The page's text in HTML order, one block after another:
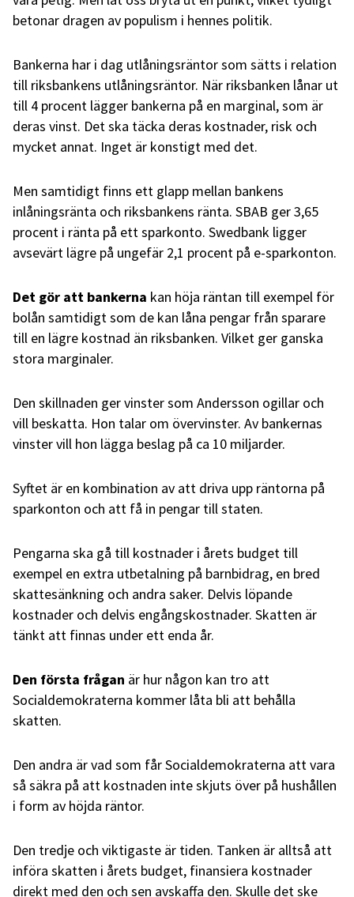
betonar dragen av populism i hennes politik.
Bankerna har i dag utlåningsräntor som sätts i relation
till riksbankens utlåningsräntor. När riksbanken lånar ut
till 4 procent lägger bankerna på en marginal, som är
deras vinst. Det ska täcka deras kostnader, risk och
mycket annat. Inget är konstigt med det.
Men samtidigt finns ett glapp mellan bankens
inlåningsränta och riksbankens ränta. SBAB ger 3,65
procent i ränta på ett sparkonto. Swedbank ligger
avsevärt lägre på ungefär 2,1 procent på e-sparkonton.
Det gör att bankerna kan höja räntan till exempel för
bolån samtidigt som de kan låna pengar från sparare
till en lägre kostnad än riksbanken. Vilket ger ganska
stora marginaler.
Den skillnaden ger vinster som Andersson ogillar och
vill beskatta. Hon talar om övervinster. Av bankernas
vinster vill hon lägga beslag på ca 10 miljarder.
Syftet är en kombination av att driva upp räntorna på
sparkonton och att få in pengar till staten.
Pengarna ska gå till kostnader i årets budget till
exempel en extra utbetalning på barnbidrag, en bred
skattesänkning och andra saker. Delvis löpande
kostnader och delvis engångskostnader. Skatten är
tänkt att finnas under ett enda år.
Den första frågan är hur någon kan tro att
Socialdemokraterna kommer låta bli att behålla
skatten.
Den andra är vad som får Socialdemokraterna att vara
så säkra på att kostnaden inte skjuts över på hushållen
i form av höjda räntor.
Den tredje och viktigaste är tiden. Tanken är alltså att
införa skatten i årets budget, finansiera kostnader
direkt med den och sen avskaffa den. Skulle det ske